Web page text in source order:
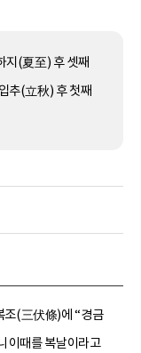
지(夏至) 후 셋째
추(立秋) 후 첫째
(三伏條)에 “경금
이때를 복날이라고